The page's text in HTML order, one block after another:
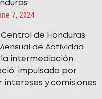
7, 2024
de Honduras
de Actividad
la intermediación
impulsada por
intereses y comisiones